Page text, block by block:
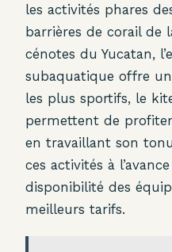
les activités phares
barrières de corail de
cénotes du Yucatan,
subaquatique offre
les plus sportifs, le
permettent de
en travaillant son
ces activités à
disponibilité des
meilleurs tarifs.